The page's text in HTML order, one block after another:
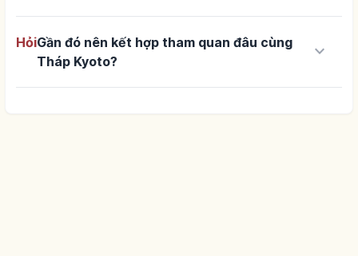
HỏiGần đó nên kết hợp tham quan đâu cùng
Tháp Kyoto?
keyboard_arrow_down